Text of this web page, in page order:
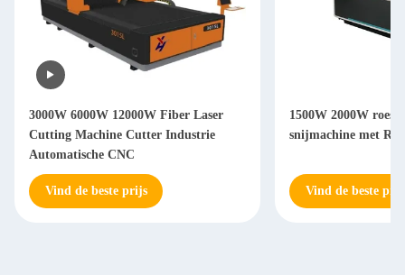
3000W 6000W 12000W Fiber Laser
Cutting Machine Cutter Industrie
Automatische CNC
Vind de beste prijs
1500W 2000W
snijmachine met
Vind de beste